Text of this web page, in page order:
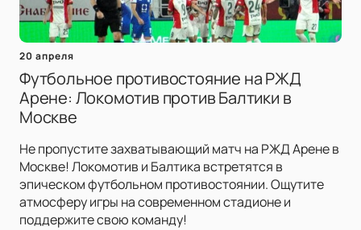
20 апреля
Футбольное противостояние на РЖД
Арене: Локомотив против Балтики в
Москве
Не пропустите захватывающий матч на РЖД Арене в
Москве! Локомотив и Балтика встретятся в
эпическом футбольном противостоянии. Ощутите
атмосферу игры на современном стадионе и
поддержите свою команду!